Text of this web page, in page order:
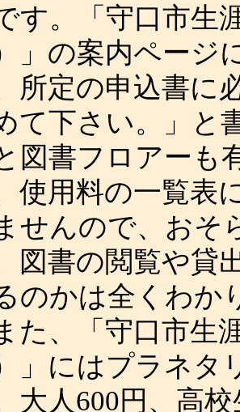
す。「守口市生
」の案内ペー
所定の申込書に
て下さい。」と
図書フロアーも
使用料の一覧表
せんので、おそ
図書の閲覧や貸
のかは全くわか
た、「守口市生
」にはプラネタ
大人600円、高